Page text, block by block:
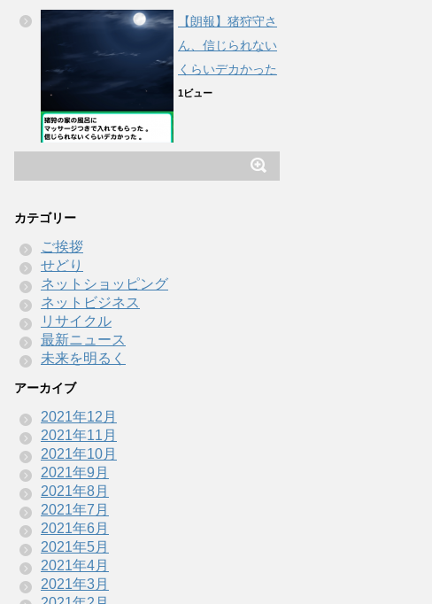
【朗報】猪狩守さ
ん、信じられない
くらいデカかった
1ビュー
カテゴリー
ご挨拶
せどり
ネットショッピング
ネットビジネス
リサイクル
最新ニュース
未来を明るく
アーカイブ
2021年12月
2021年11月
2021年10月
2021年9月
2021年8月
2021年7月
2021年6月
2021年5月
2021年4月
2021年3月